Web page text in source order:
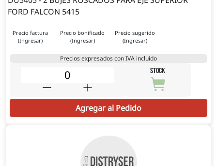
FORD FALCON 5415
Precio factura
(Ingresar)
Precio bonificado
(Ingresar)
Precio sugerido
(Ingresar)
Precios expresados con IVA incluido
STOCK
Agregar al Pedido